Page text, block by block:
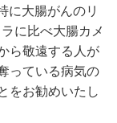
に大腸がんのリ
に比べ大腸カメ
ら敬遠する人が
っている病気の
をお勧めいたし